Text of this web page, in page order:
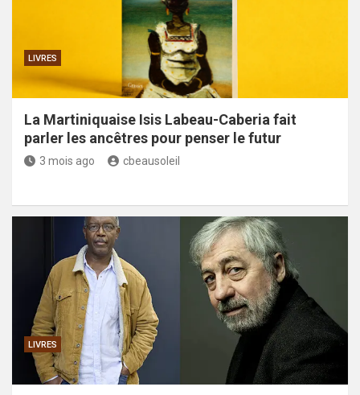
LIVRES
La Martiniquaise Isis Labeau-Caberia fait
parler les ancêtres pour penser le futur
3 mois ago cbeausoleil
LIVRES